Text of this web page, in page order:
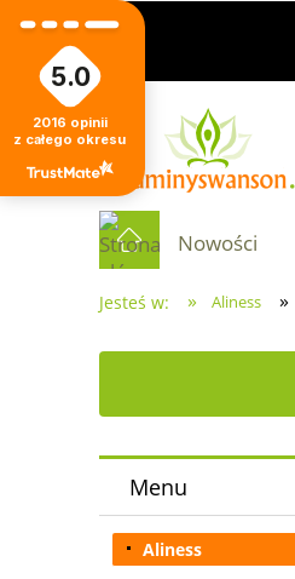
Nowości
Jesteś w: » Aliness »
Menu
Aliness
5.0
2016 opinii
z całego okresu